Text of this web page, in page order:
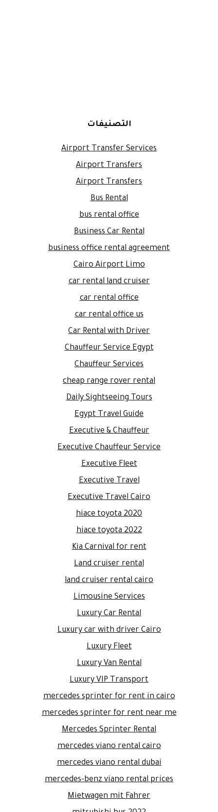
التصنيفات
Airport Transfer Services
Airport Transfers
Airport Transfers
Bus Rental
bus rental office
Business Car Rental
business office rental agreement
Cairo Airport Limo
car rental land cruiser
car rental office
car rental office us
Car Rental with Driver
Chauffeur Service Egypt
Chauffeur Services
cheap range rover rental
Daily Sightseeing Tours
Egypt Travel Guide
Executive & Chauffeur
Executive Chauffeur Service
Executive Fleet
Executive Travel
Executive Travel Cairo
hiace toyota 2020
hiace toyota 2022
Kia Carnival for rent
Land cruiser rental
land cruiser rental cairo
Limousine Services
Luxury Car Rental
Luxury car with driver Cairo
Luxury Fleet
Luxury Van Rental
Luxury VIP Transport
mercedes sprinter for rent in cairo
mercedes sprinter for rent near me
Mercedes Sprinter Rental
mercedes viano rental cairo
mercedes viano rental dubai
mercedes-benz viano rental prices
Mietwagen mit Fahrer